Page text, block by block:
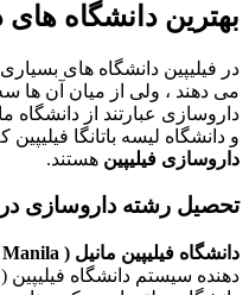
بهترین دانشگاه های
در فیلیپین دانشگاه های
می دهند ، ولی از میان آن ها
داروسازی عبارتند از دانشگاه
و دانشگاه لیسه باتانگا
داروسازی فیلیپین هستند.
تحصیل رشته داروسازی در
دانشگاه فیلیپین مانیل ( UP Manila )